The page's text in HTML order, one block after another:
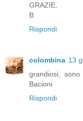
GRAZIE,
B
Rispondi
colombina 13
grandiosi,
Bacioni
Rispondi